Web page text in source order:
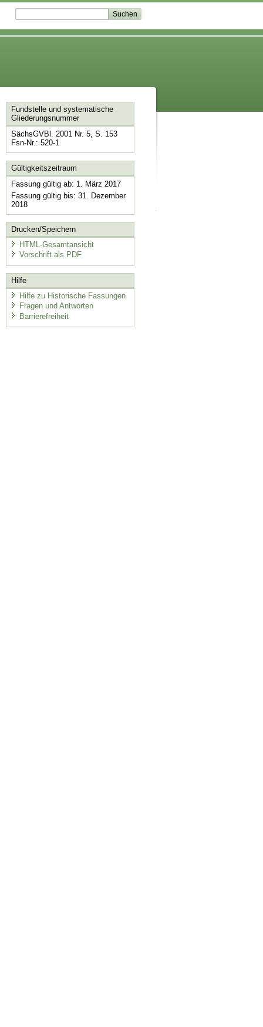
Fundstelle und systematische
Gliederungsnummer
SächsGVBl. 2001 Nr. 5, S. 153
Fsn-Nr.: 520-1
Gültigkeitszeitraum
Fassung gültig ab: 1. März 2017
Fassung gültig bis: 31. Dezember
2018
Drucken/Speichern
HTML-Gesamtansicht
Vorschrift als PDF
Hilfe
Hilfe zu Historische Fassungen
Fragen und Antworten
Barrierefreiheit